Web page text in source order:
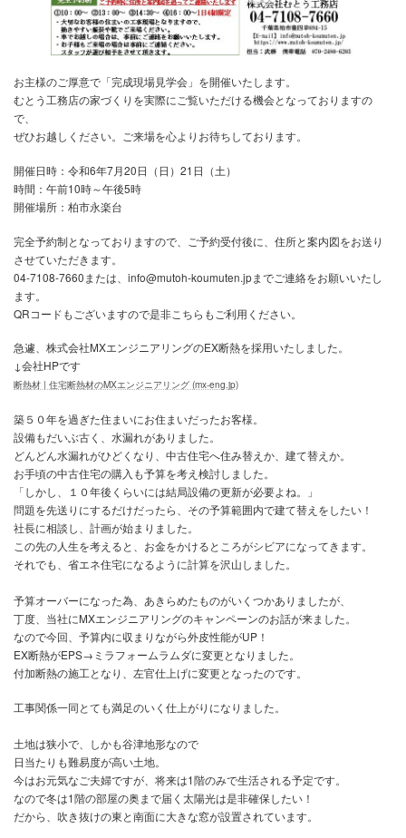
お主様のご厚意で「完成現場見学会」を開催いたします。
むとう工務店の家づくりを実際にご覧いただける機会となっており
で、
ぜひお越しください。ご来場を心よりお待ちしております。
開催日時：令和6年7月20日（日）21日（土）
時間：午前10時～午後5時
開催場所：柏市永楽台
完全予約制となっておりますので、ご予約受付後に、住所と案内図
させていただきます。
04-7108-7660または、info@mutoh-koumuten.jpまでご連絡をお願
ます。
QRコードもございますので是非こちらもご利用ください。
急遽、株式会社MXエンジニアリングのEX断熱を採用いたしました
↓会社HPです
築５０年を過ぎた住まいにお住まいだったお客様。
設備もだいぶ古く、水漏れがありました。
どんどん水漏れがひどくなり、中古住宅へ住み替えか、建て替えか
お手頃の中古住宅の購入も予算を考え検討しました。
「しかし、１０年後くらいには結局設備の更新が必要よね。」
問題を先送りにするだけだったら、その予算範囲内で建て替えをし
社長に相談し、計画が始まりました。
この先の人生を考えると、お金をかけるところがシビアになってき
それでも、省エネ住宅になるように計算を沢山しました。